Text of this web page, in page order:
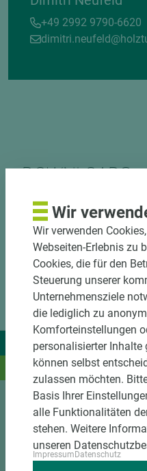
+49 2992 9790-6620
DOWNLOADS
Wir liefern Ideen.
Und das passende Holz
Sortiment
Kundenservice
Wir
Wir verwenden
Webseiten-Erlebnis zu
Cookies, die für den
Steuerung unserer
Unternehmensziele
die lediglich zu
Komforteinstellungen
personalisierter Inhalte
können selbst
zulassen möchten.
Basis Ihrer
alle Funktionalitäten
stehen. Weitere
unseren
ImpressumDatenschutz